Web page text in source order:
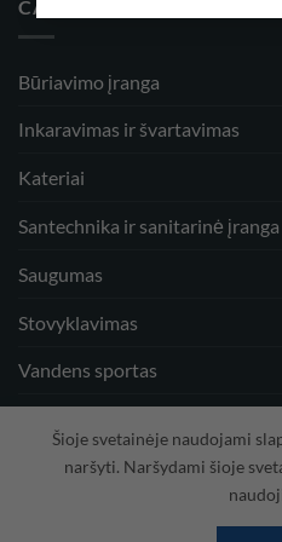
CATEGORIES
Būriavimo įranga
Inkaravimas ir švartavimas
Kateriai
Santechnika ir sanitarinė įranga
Saugumas
Stovyklavimas
Vandens sportas
PayPal
Šioje svetainėje naudojami
naršyti. Naršydami šioje